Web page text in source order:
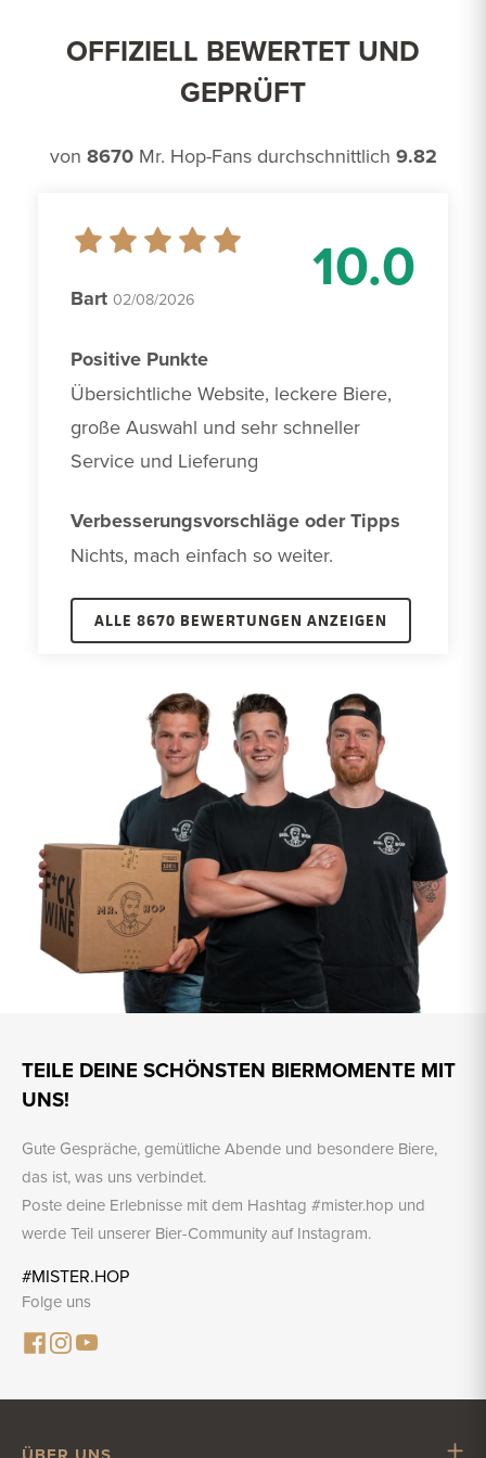
OFFIZIELL BEWERTET UND
GEPRÜFT
von 8670Mr. Hop-Fans durchschnittlich 9.82
10.0
Bart 02/08/2026
Positive Punkte
Übersichtliche Website, leckere Biere,
große Auswahl und sehr schneller
Service und Lieferung
Verbesserungsvorschläge oder Tipps
Nichts, mach einfach so weiter.
ALLE 8670 BEWERTUNGEN ANZEIGEN
TEILE DEINE SCHÖNSTEN BIERMOMENTE MIT
UNS!
Gute Gespräche, gemütliche Abende und besondere Biere,
das ist, was uns verbindet.
Poste deine Erlebnisse mit dem Hashtag #mister.hop und
werde Teil unserer Bier-Community auf Instagram.
#MISTER.HOP
Folge uns